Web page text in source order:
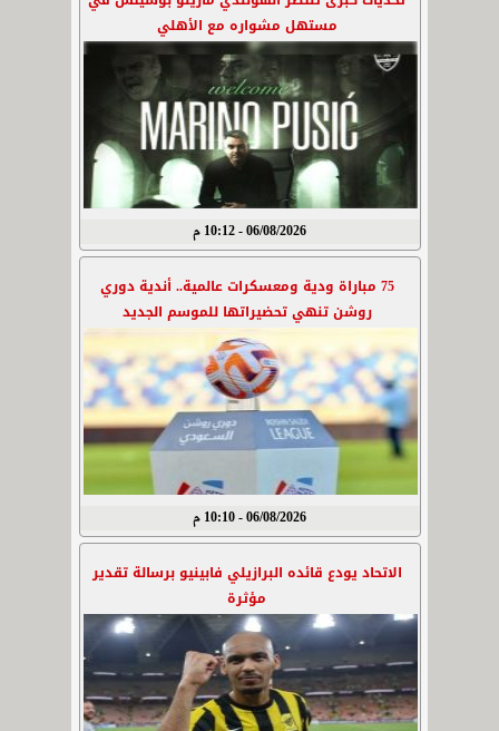
مستهل مشواره مع الأهلي
06/08/2026 - 10:12 م
75 مباراة ودية ومعسكرات عالمية.. أندية دوري
روشن تنهي تحضيراتها للموسم الجديد
06/08/2026 - 10:10 م
الاتحاد يودع قائده البرازيلي فابينيو برسالة تقدير
مؤثرة